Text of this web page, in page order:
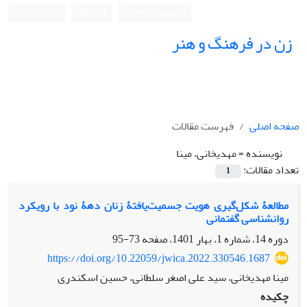
زن در فرهنگ و هنر
صفحه اصلی
فهرست مقالات
نویسنده =مهدیخانی، مینا
تعداد مقالات:
1
مطالعۀ شکل‌گیری هویت جسمیت‌یافتۀ زنان دهۀ نود با رویکرد
روانشناسی گفتمانی
دوره 14، شماره 1، بهار 1401، صفحه
73-95
https://doi.org/10.22059/jwica.2022.330546.1687
مینا مهدیخانی، سید علی اصغر سلطانی، حسین اسکندری
چکیده